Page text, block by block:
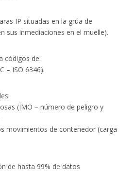
IP situadas en la grúa de
sus inmediaciones en el muelle).
códigos de:
– ISO 6346).
(IMO – número de peligro y
movimientos de contenedor (carga
de hasta 99% de datos